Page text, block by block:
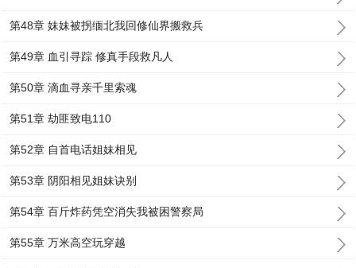
第48章 妹妹被拐缅北我回修仙界搬救兵
第49章 血引寻踪 修真手段救凡人
第50章 滴血寻亲千里索魂
第51章 劫匪致电110
第52章 自首电话姐妹相见
第53章 阴阳相见姐妹诀别
第54章 百斤炸药凭空消失我被困警察局
第55章 万米高空玩穿越